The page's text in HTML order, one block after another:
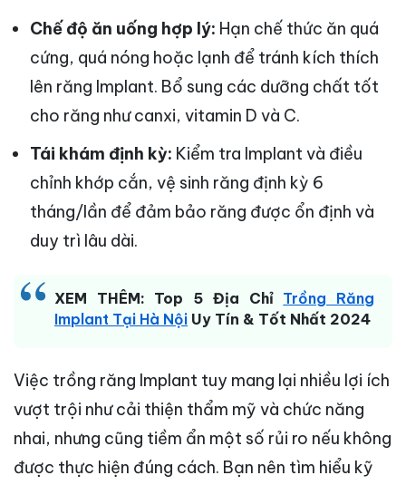
Chế độ ăn uống hợp lý: Hạn chế thức ăn quá
cứng, quá nóng hoặc lạnh để tránh kích thích
lên răng Implant. Bổ sung các dưỡng chất tốt
cho răng như canxi, vitamin D và C.
Tái khám định kỳ: Kiểm tra Implant và điều
chỉnh khớp cắn, vệ sinh răng định kỳ 6
tháng/lần để đảm bảo răng được ổn định và
duy trì lâu dài.
XEM THÊM: Top 5 Địa Chỉ Trồng Răng
Implant Tại Hà Nội Uy Tín & Tốt Nhất 2024
Việc trồng răng Implant tuy mang lại nhiều lợi ích
vượt trội như cải thiện thẩm mỹ và chức năng
nhai, nhưng cũng tiềm ẩn một số rủi ro nếu không
được thực hiện đúng cách. Bạn nên tìm hiểu kỹ